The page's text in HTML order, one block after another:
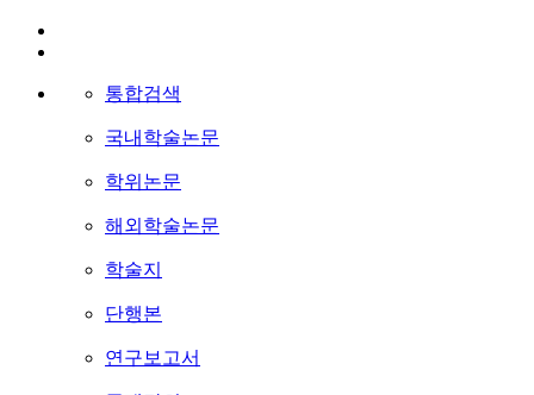
통합검색
국내학술논문
학위논문
해외학술논문
학술지
단행본
연구보고서